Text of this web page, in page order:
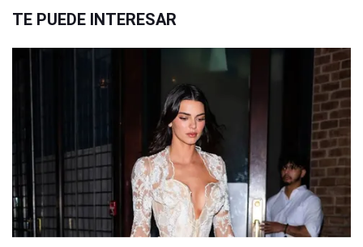
TE PUEDE INTERESAR